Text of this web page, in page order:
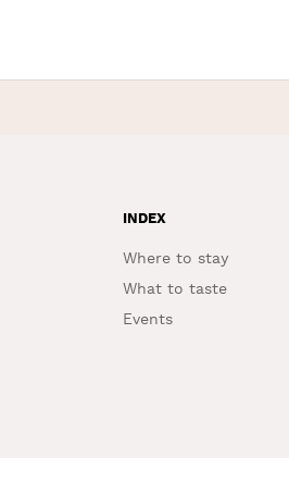
INDEX
Where to stay
What to taste
Events